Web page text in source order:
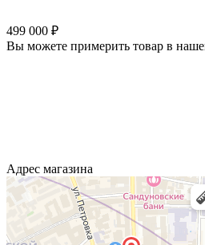
499 000 ₽
Вы можете примерить товар в
Адрес магазина